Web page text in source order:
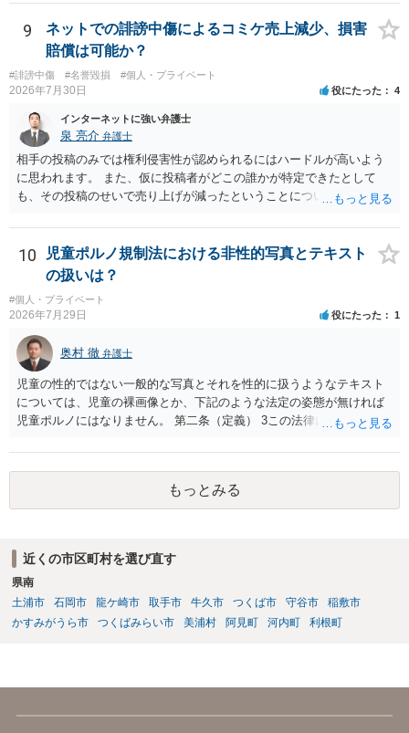
9
ネットでの誹謗中傷によるコミケ売上減少、損害
賠償は可能か？
#誹謗中傷 #名誉毀損 #個人・プライベート
2026年7月30日 役にたった 4
インターネットに強い弁護士
泉 亮介 弁護士
相手の投稿のみでは権利侵害性が認められるにはハードルが高いよう
に思われます。 また、仮に投稿者がどこの誰かが特定できたとして
も、その投稿のせいで売り上げが減ったということについての証明は
10
児童ポルノ規制法における非性的写真とテキスト
の扱いは？
#個人・プライベート
2026年7月29日 役にたった 1
奥村 徹 弁護士
児童の性的ではない一般的な写真とそれを性的に扱うようなテキスト
については、児童の裸画像とか、下記のような法定の姿態が無ければ
児童ポルノにはなりません。 第二条（定義） 3この法律において「児
人の知覚によっては認識することができない方式で作られる記録であ
って、電子計算機による情報処理の用に供されるものをいう。以下同
じ。）に係る記録媒体その他の物であって、次の各号のいずれかに掲
げる児童の姿態を視覚により認識することができる方法により描写し
童が他人の性器等を触る行為に係る児童の姿態であって性欲を興奮さ
せ又は刺激するもの 三 衣服の全部又は一部を着けない児童の姿態で
あって、殊更に児童の性的な部位（性器等若しくはその周辺部、臀で
ん部又は胸部をいう。）が露出され又は強調されているものであり、
もっとみる
近くの市区町村を選び直す
県南
土浦市
石岡市 龍ケ崎市 取手市 牛久市 つくば市 守谷市
稲敷市
かすみがうら市
つくばみらい市 美浦村 阿見町 河内町 利根町